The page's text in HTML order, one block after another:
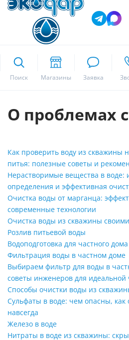
Поиск
О проблемах
Как проверить воду из скважины
питья: полезные советы и
Нерастворимые вещества в воде:
определения и эффективная
Очистка воды от марганца:
современные технологии
Очистка воды из скважины
Розлив питьевой воды
Водоподготовка для частного дома
Фильтрация воды в частном доме
Выбираем фильтр для воды в
советы инженеров для идеальной
Способы очистки воды из
Сульфаты в воде: чем опасны, как
навсегда
Железо в воде
Нитраты в воде из скважины: